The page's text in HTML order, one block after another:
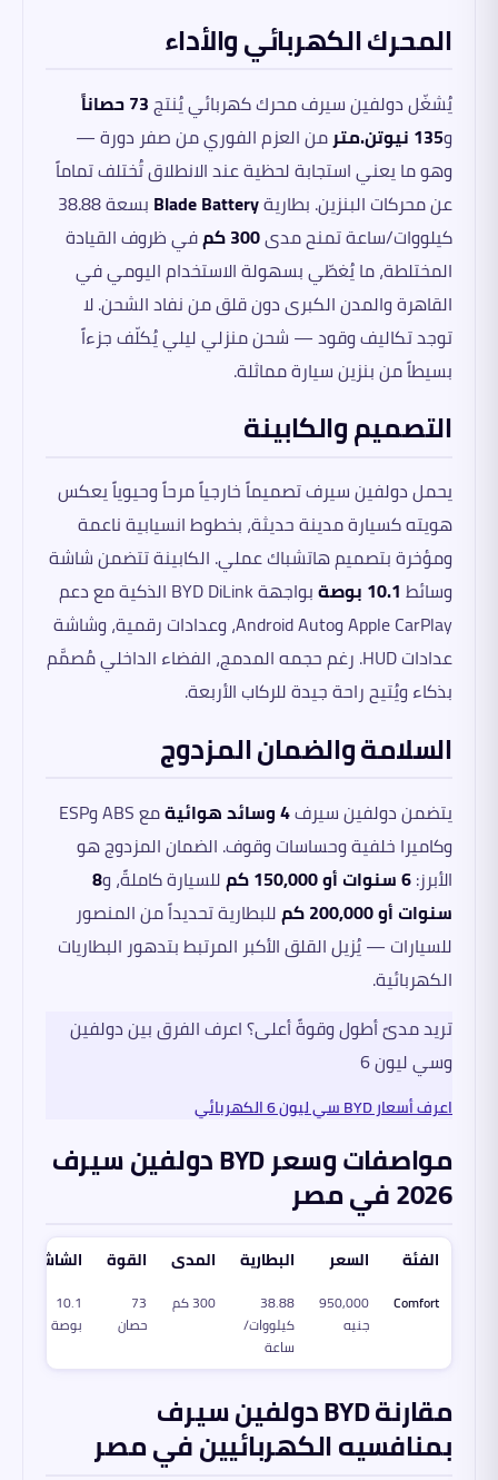
المحرك الكهربائي والأداء
يُشغّل دولفين سيرف محرك كهربائي يُنتج73 حصاناً
و135 نيوتن.متر
من العزم الفوري من صفر دورة —
وهو ما يعني استجابة لحظية عند الانطلاق تُختلف تماماً
عن محركات البنزين. بطاريةBlade Battery
بسعة 38.88
كيلووات/ساعة تمنح مدى300 كم
في ظروف القيادة
المختلطة، ما يُغطّي بسهولة الاستخدام اليومي في
القاهرة والمدن الكبرى دون قلق من نفاد الشحن. لا
توجد تكاليف وقود — شحن منزلي ليلي يُكلّف جزءاً
بسيطاً من بنزين سيارة مماثلة.
التصميم والكابينة
يحمل دولفين سيرف تصميماً خارجياً مرحاً وحيوياً يعكس
هويته كسيارة مدينة حديثة، بخطوط انسيابية ناعمة
ومؤخرة بتصميم هاتشباك عملي. الكابينة تتضمن شاشة
وسائط 10.1 بوصة
بواجهة BYD DiLink الذكية مع دعم
Apple CarPlay وAndroid Auto، وعدادات رقمية، وشاشة
عدادات HUD. رغم حجمه المدمج، الفضاء الداخلي مُصمَّم
بذكاء ويُتيح راحة جيدة للركاب الأربعة.
السلامة والضمان المزدوج
يتضمن دولفين سيرف4 وسائد هوائية
مع ABS وESP
وكاميرا خلفية وحساسات وقوف. الضمان المزدوج هو
الأبرز:6 سنوات أو 150,000 كم للسيارة كاملةً، و8
سنوات أو 200,000 كم
للبطارية تحديداً من المنصور
للسيارات — يُزيل القلق الأكبر المرتبط بتدهور البطاريات
الكهربائية.
تريد مدىً أطول وقوةً أعلى؟ اعرف الفرق بين دولفين
وسي ليون 6
اعرف أسعار BYD سي ليون 6 الكهربائي
مواصفات وسعر BYD دولفين سيرف
2026 في مصر
الفئة السعر البطارية المدى القوة الشاشة
Comfort
950,000
جنيه
38.88
كيلووات/
ساعة
300 كم
73
حصان
10.1
بوصة
مقارنة BYD دولفين سيرف
بمنافسيه الكهربائيين في مصر